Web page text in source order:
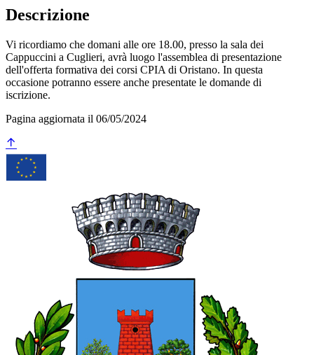
Descrizione
Vi ricordiamo che domani alle ore 18.00, presso la sala dei
Cappuccini a Cuglieri, avrà luogo l'assemblea di presentazione
dell'offerta formativa dei corsi CPIA di Oristano. In questa
occasione potranno essere anche presentate le domande di
iscrizione.
Pagina aggiornata il 06/05/2024